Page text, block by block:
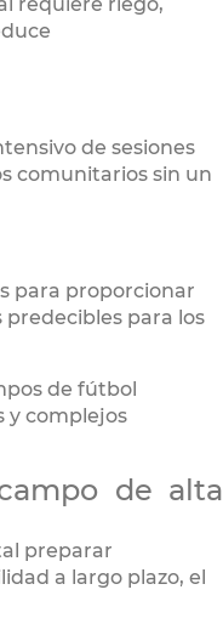
requiere riego,
de sesiones
comunitarios sin un
para proporcionar
para los
de fútbol
y complejos
de alta
preparar
a largo plazo, el